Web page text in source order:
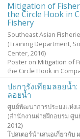
Mitigation of
the Circle Hook in
Fishery
Southeast Asian
(Training Department,
Center,2016)
Poster on Mitigation of
the Circle Hook in
ปะการังเทียมลอยน้ำ:
ลอยน้ำ
ศูนย์พัฒนาการประมงแห่งเ
(สำนักงานฝ่ายฝึกอบรม ศู
2012)
โปสเตอร์นำเสนอเกี่ยวกับ